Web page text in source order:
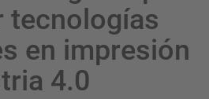
tecnologías
en impresión
4.0